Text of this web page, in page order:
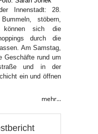
Innenstadt: 28.
stöbern,
können sich die
durch die
Am Samstag,
Geschäfte rund um
und in der
ein und öffnen
mehr...